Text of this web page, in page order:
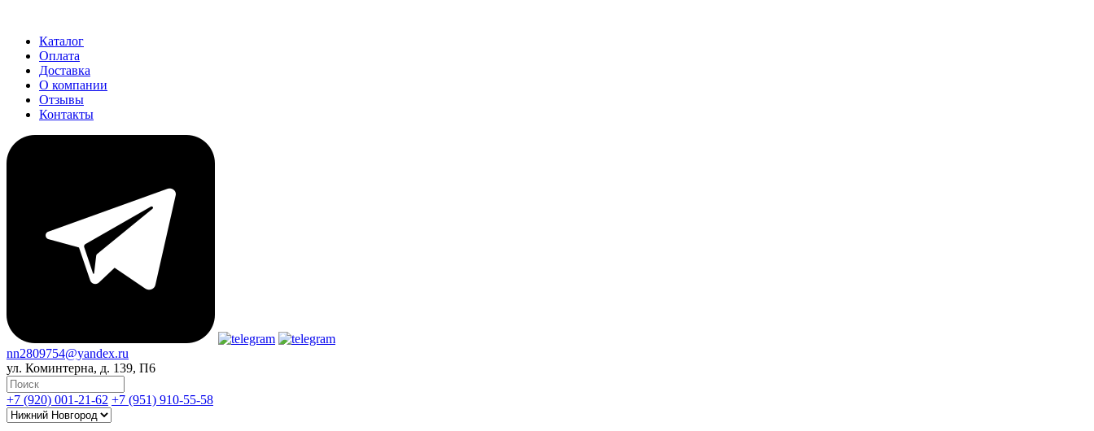
Каталог
Оплата
Доставка
О компании
Отзывы
Контакты
nn2809754@yandex.ru
ул. Коминтерна, д. 139, П6
+7 (920) 001-21-62 +7 (951) 910-55-58